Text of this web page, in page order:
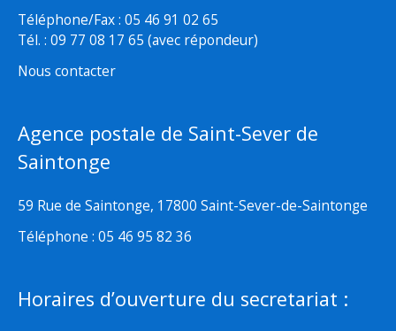
Téléphone/Fax : 05 46 91 02 65
Tél. : 09 77 08 17 65 (avec répondeur)
Nous contacter
Agence postale de Saint-Sever de
Saintonge
59 Rue de Saintonge, 17800 Saint-Sever-de-Saintonge
Téléphone : 05 46 95 82 36
Horaires d’ouverture du secretariat :